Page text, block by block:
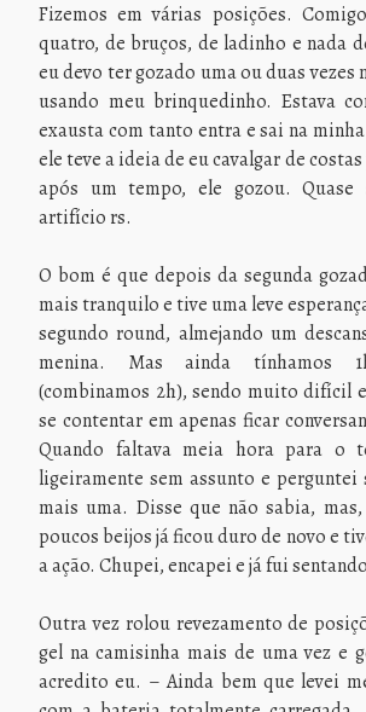
Fizemos em várias posições.
quatro, de bruços, de ladinho e nada
eu devo ter gozado uma ou duas vezes
usando meu brinquedinho. Estava
exausta com tanto entra e sai na
ele teve a ideia de eu cavalgar de
após um tempo, ele gozou.
artifício rs.
O bom é que depois da segunda
mais tranquilo e tive uma leve
segundo round, almejando um
menina. Mas ainda tínhamos
(combinamos 2h), sendo muito difícil
se contentar em apenas ficar
Quando faltava meia hora para o
ligeiramente sem assunto e perguntei
mais uma. Disse que não sabia,
poucos beijos já ficou duro de novo e
a ação. Chupei, encapei e já fui
Outra vez rolou revezamento de
gel na camisinha mais de uma vez e
acredito eu. – Ainda bem que levei